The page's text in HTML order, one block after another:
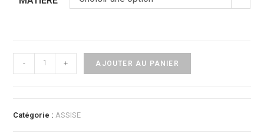
Bone
- + AJOUTER AU PANIER
Catégorie : ASSISE